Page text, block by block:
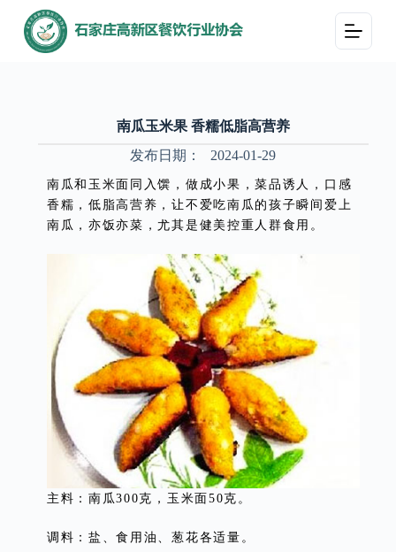
跳
过
南瓜玉米果 香糯低脂高营养
发布日期：
2024-01-29
南瓜和玉米面同入馔，做成小果，菜品诱人，口感
香糯，低脂高营养，让不爱吃南瓜的孩子瞬间爱上
南瓜，亦饭亦菜，尤其是健美控重人群食用。
主料：南瓜300克，玉米面50克。
调料：盐、食用油、葱花各适量。